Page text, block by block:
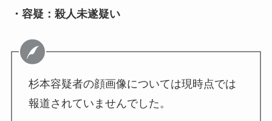
・容疑：殺人未遂疑い
杉本容疑者の顔画像については現時点では
報道されていませんでした。